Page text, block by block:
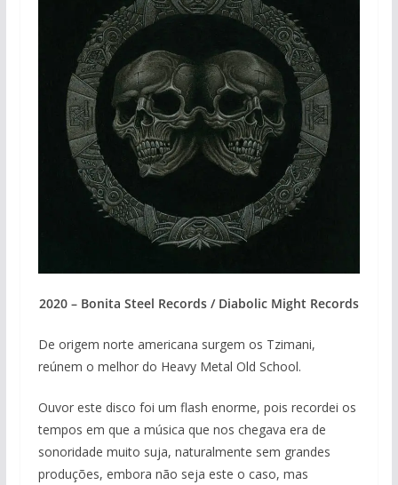
2020 – Bonita Steel Records / Diabolic Might Records
De origem norte americana surgem os Tzimani,
reúnem o melhor do Heavy Metal Old School.
Ouvor este disco foi um flash enorme, pois recordei os
tempos em que a música que nos chegava era de
sonoridade muito suja, naturalmente sem grandes
produções, embora não seja este o caso, mas